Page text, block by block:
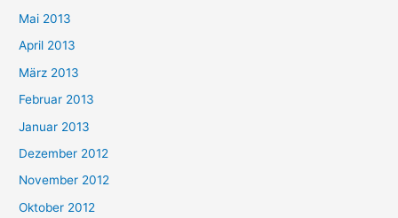
Mai 2013
April 2013
März 2013
Februar 2013
Januar 2013
Dezember 2012
November 2012
Oktober 2012